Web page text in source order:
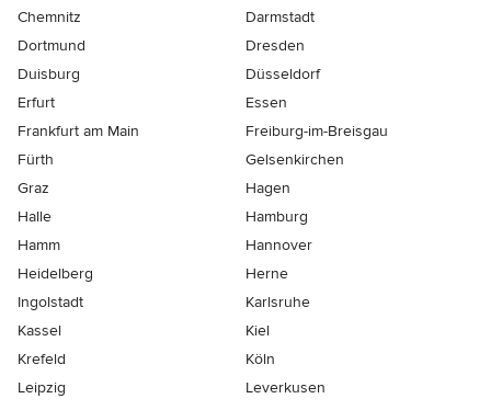
Chemnitz
Darmstadt
Dortmund
Dresden
Duisburg
Düsseldorf
Erfurt
Essen
Frankfurt am Main
Freiburg-im-Breisgau
Fürth
Gelsenkirchen
Graz
Hagen
Halle
Hamburg
Hamm
Hannover
Heidelberg
Herne
Ingolstadt
Karlsruhe
Kassel
Kiel
Krefeld
Köln
Leipzig
Leverkusen